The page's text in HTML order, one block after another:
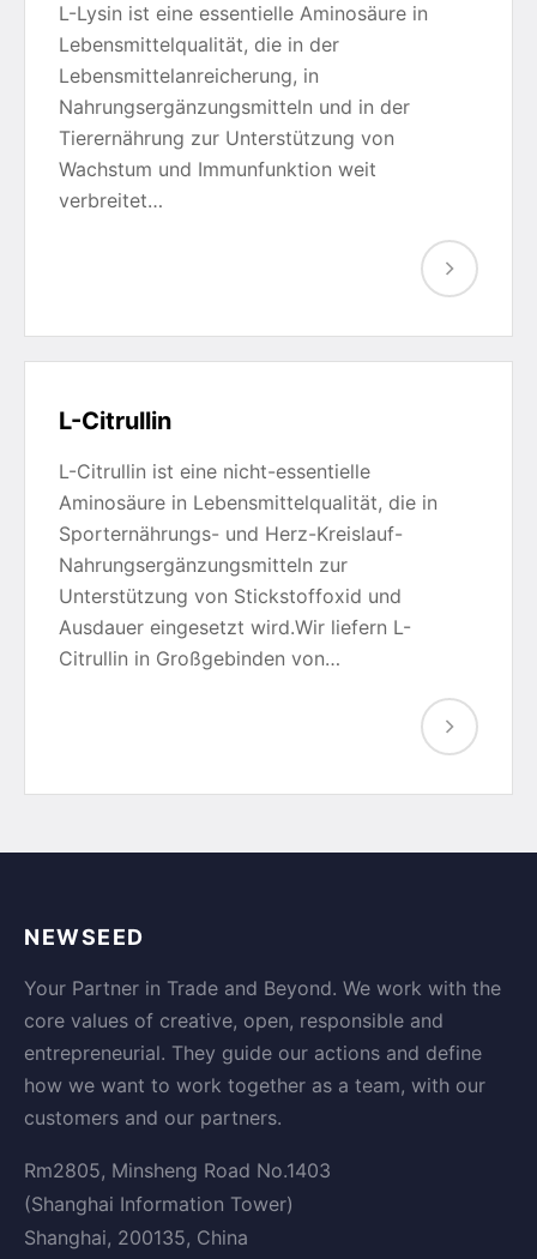
L-Lysin ist eine essentielle Aminosäure in
Lebensmittelqualität, die in der
Lebensmittelanreicherung, in
Nahrungsergänzungsmitteln und in der
Tierernährung zur Unterstützung von
Wachstum und Immunfunktion weit
verbreitet…
L-Citrullin
L-Citrullin ist eine nicht-essentielle
Aminosäure in Lebensmittelqualität, die in
Sporternährungs- und Herz-Kreislauf-
Nahrungsergänzungsmitteln zur
Unterstützung von Stickstoffoxid und
Ausdauer eingesetzt wird.Wir liefern L-
Citrullin in Großgebinden von…
NEWSEED
Your Partner in Trade and Beyond. We work with the
core values of creative, open, responsible and
entrepreneurial. They guide our actions and define
how we want to work together as a team, with our
customers and our partners.
Rm2805, Minsheng Road No.1403
(Shanghai Information Tower)
Shanghai, 200135, China